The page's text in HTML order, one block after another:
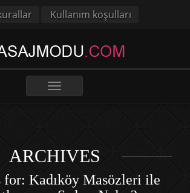
Kullanım koşulları
Toggle
ARCHIVES
for: Kadıköy Masözleri ile